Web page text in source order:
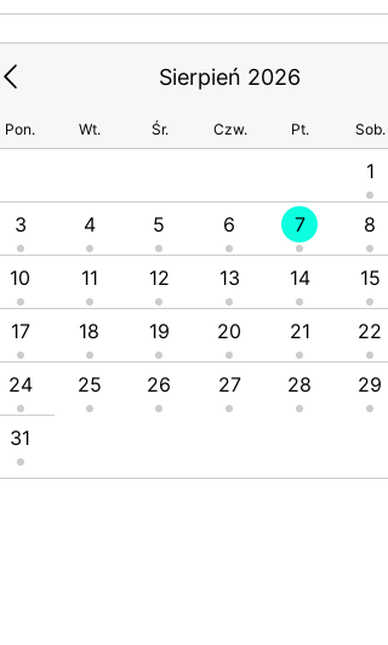
Sierpień 2026
Pon. Wt. Śr. Czw. Pt. Sob.
1
3 4 5 6 7 8
10 11 12 13 14 15
17 18 19 20 21 22
24 25 26 27 28 29
31